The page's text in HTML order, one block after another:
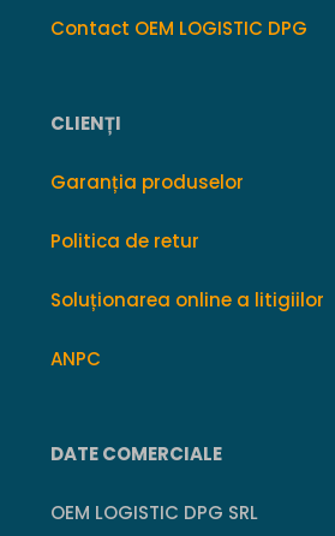
Contact OEM LOGISTIC DPG
CLIENȚI
Garanția produselor
Politica de retur
Soluționarea online a litigiilor
ANPC
DATE COMERCIALE
OEM LOGISTIC DPG SRL